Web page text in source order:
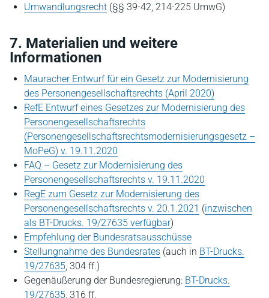
Umwandlungsrecht (§§ 39-42, 214-225 UmwG)
7. Materialien und weitere
Informationen
Mauracher Entwurf für ein Gesetz zur Modernisierung
des Personengesellschaftsrechts (April 2020)
RefE Entwurf eines Gesetzes zur Modernisierung des
Personengesellschaftsrechts
(Personengesellschaftsrechtsmodernisierungsgesetz –
MoPeG) v. 19.11.2020
FAQ – Gesetz zur Modernisierung des
Personengesellschaftsrechts v. 19.11.2020
RegE zum Gesetz zur Modernisierung des
Personengesellschaftsrechts v. 20.1.2021 (inzwischen
als BT-Drucks. 19/27635 verfügbar)
Empfehlung der Bundesratsausschüsse
Stellungnahme des Bundesrates (auch in BT-Drucks.
19/27635, 304 ff.)
Gegenäußerung der Bundesregierung: BT-Drucks.
19/27635, 316 ff.